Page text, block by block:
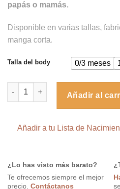
papás o mamás.
Disponible en varias tallas,
manga corta.
Talla del body 0/3 meses
Body Divertido Bailarina Ballet
Añadir al
Añadir a tu Lista de
¿Lo has visto más barato?
Te ofrecemos siempre el mejor
precio. Contáctanos